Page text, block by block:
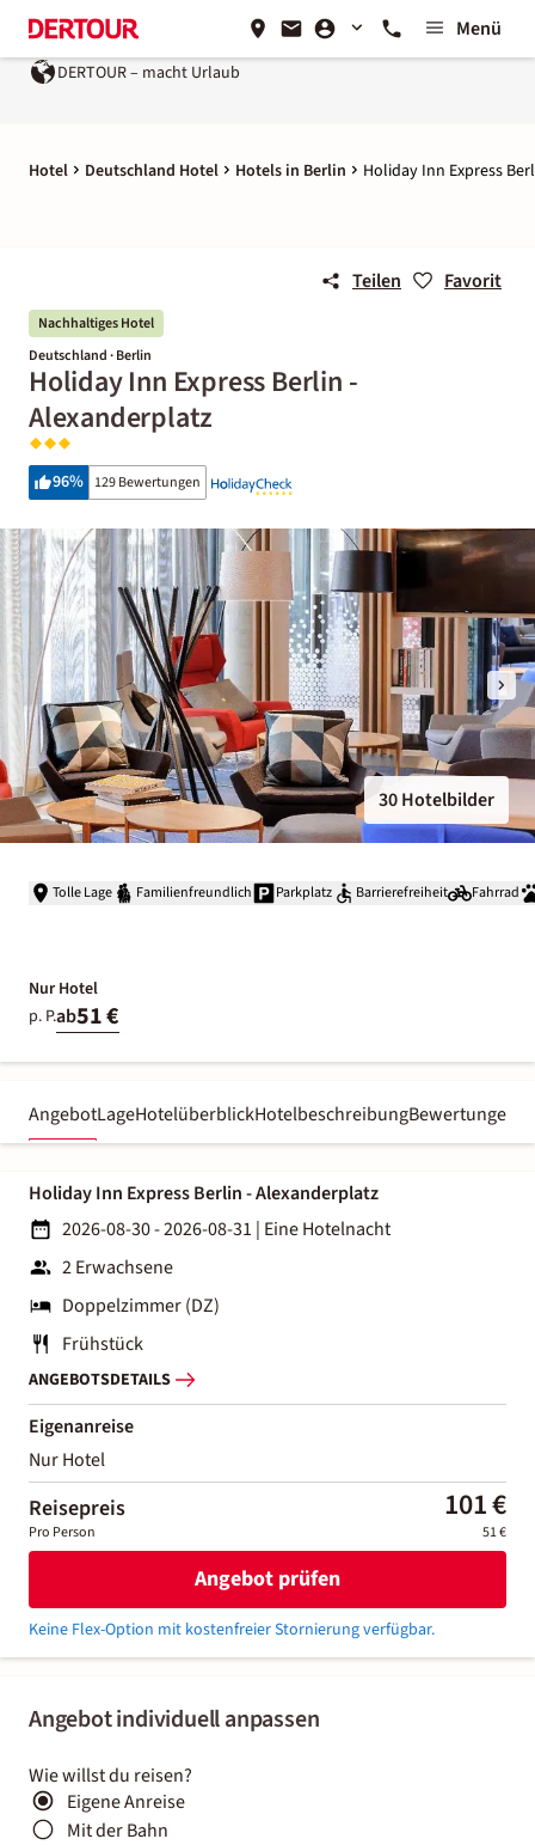
Menü
DERTOUR – macht Urlaub
Hotel Deutschland Hotel Hotels in Berlin Holiday Inn Express
Teilen Favorit
Nachhaltiges Hotel
Deutschland · Berlin
Holiday Inn Express Berlin -
Alexanderplatz
96% 129 Bewertungen
30 Hotelbilder
Tolle Lage Familienfreundlich Parkplatz Barrierefreiheit Fahrrad
Nur Hotel
p. P.ab51 €
AngebotLageHotelüberblickHotelbeschreibungBewertungen
Angebot individuell anpassen
Wie willst du reisen?
Eigene Anreise
Mit der Bahn
Holiday Inn Express Berlin - Alexanderplatz
2026-08-30 - 2026-08-31 | Eine Hotelnacht
2 Erwachsene
Doppelzimmer (DZ)
Frühstück
ANGEBOTSDETAILS
Eigenanreise
Nur Hotel
Reisepreis 101 €
Pro Person 51 €
Angebot prüfen
Keine Flex-Option mit kostenfreier Stornierung verfügbar.